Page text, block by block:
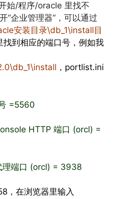
始/程序/oracle 里找不
”企业管理器”，可以通过
安装目录\db_1\install目
找到相应的端口号，例如我
，portlist.ini
=5560
HTTP 端口 (orcl) =
端口 (orcl) = 3938
，在浏览器里输入